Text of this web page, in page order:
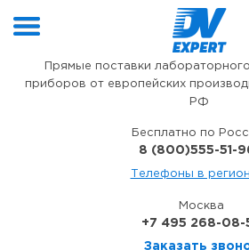
Прямые поставки
приборов от европейских
РФ
Бесплатно по
8 (800)555-51-
Телефоны в
Москва
+7 495 268-08-
Заказать